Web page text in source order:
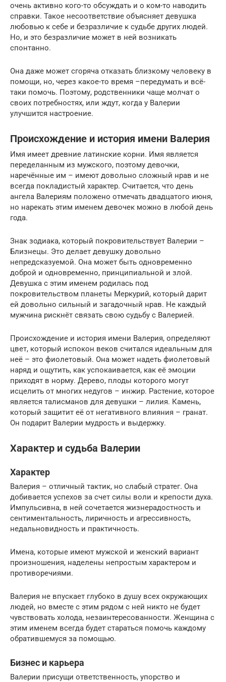
очень активно кого-то обсуждать и о ком-то наводить
справки. Такое несоответствие объясняет девушка
любовью к себе и безразличие к судьбе других людей.
Но, и это безразличие может в ней возникать
спонтанно.
Она даже может сгоряча отказать близкому человеку в
помощи, но, через какое-то время –передумать и всё-
таки помочь. Поэтому, родственники чаще молчат о
своих потребностях, или ждут, когда у Валерии
улучшится настроение.
Происхождение и история имени Валерия
Имя имеет древние латинские корни. Имя является
переделанным из мужского, поэтому девочки,
наречённые им – имеют довольно сложный нрав и не
всегда покладистый характер. Считается, что день
ангела Валериям положено отмечать двадцатого июня,
но нарекать этим именем девочек можно в любой день
года.
Знак зодиака, который покровительствует Валерии –
Близнецы. Это делает девушку довольно
непредсказуемой. Она может быть одновременно
доброй и одновременно, принципиальной и злой.
Девушка с этим именем родилась под
покровительством планеты Меркурий, который дарит
ей довольно сильный и загадочный нрав. Не каждый
мужчина рискнёт связать свою судьбу с Валерией.
Происхождение и история имени Валерия, определяют
цвет, который испокон веков считался идеальным для
неё – это фиолетовый. Она может надеть фиолетовый
наряд и ощутить, как успокаивается, как её эмоции
приходят в норму. Дерево, плоды которого могут
исцелить от многих недугов – инжир. Растение, которое
является талисманов для девушки – лилия. Камень,
который защитит её от негативного влияния – гранат.
Он подарит Валерии мудрость и выдержку.
Характер и судьба Валерии
Характер
Валерия – отличный тактик, но слабый стратег. Она
добивается успехов за счет силы воли и крепости духа.
Импульсивна, в ней сочетается жизнерадостность и
сентиментальность, лиричность и агрессивность,
недальновидность и практичность.
Имена, которые имеют мужской и женский вариант
произношения, наделены непростым характером и
противоречиями.
Валерия не впускает глубоко в душу всех окружающих
людей, но вместе с этим рядом с ней никто не будет
чувствовать холода, незаинтересованности. Женщина с
этим именем всегда будет стараться помочь каждому
обратившемуся за помощью.
Бизнес и карьера
Валерии присущи ответственность, упорство и